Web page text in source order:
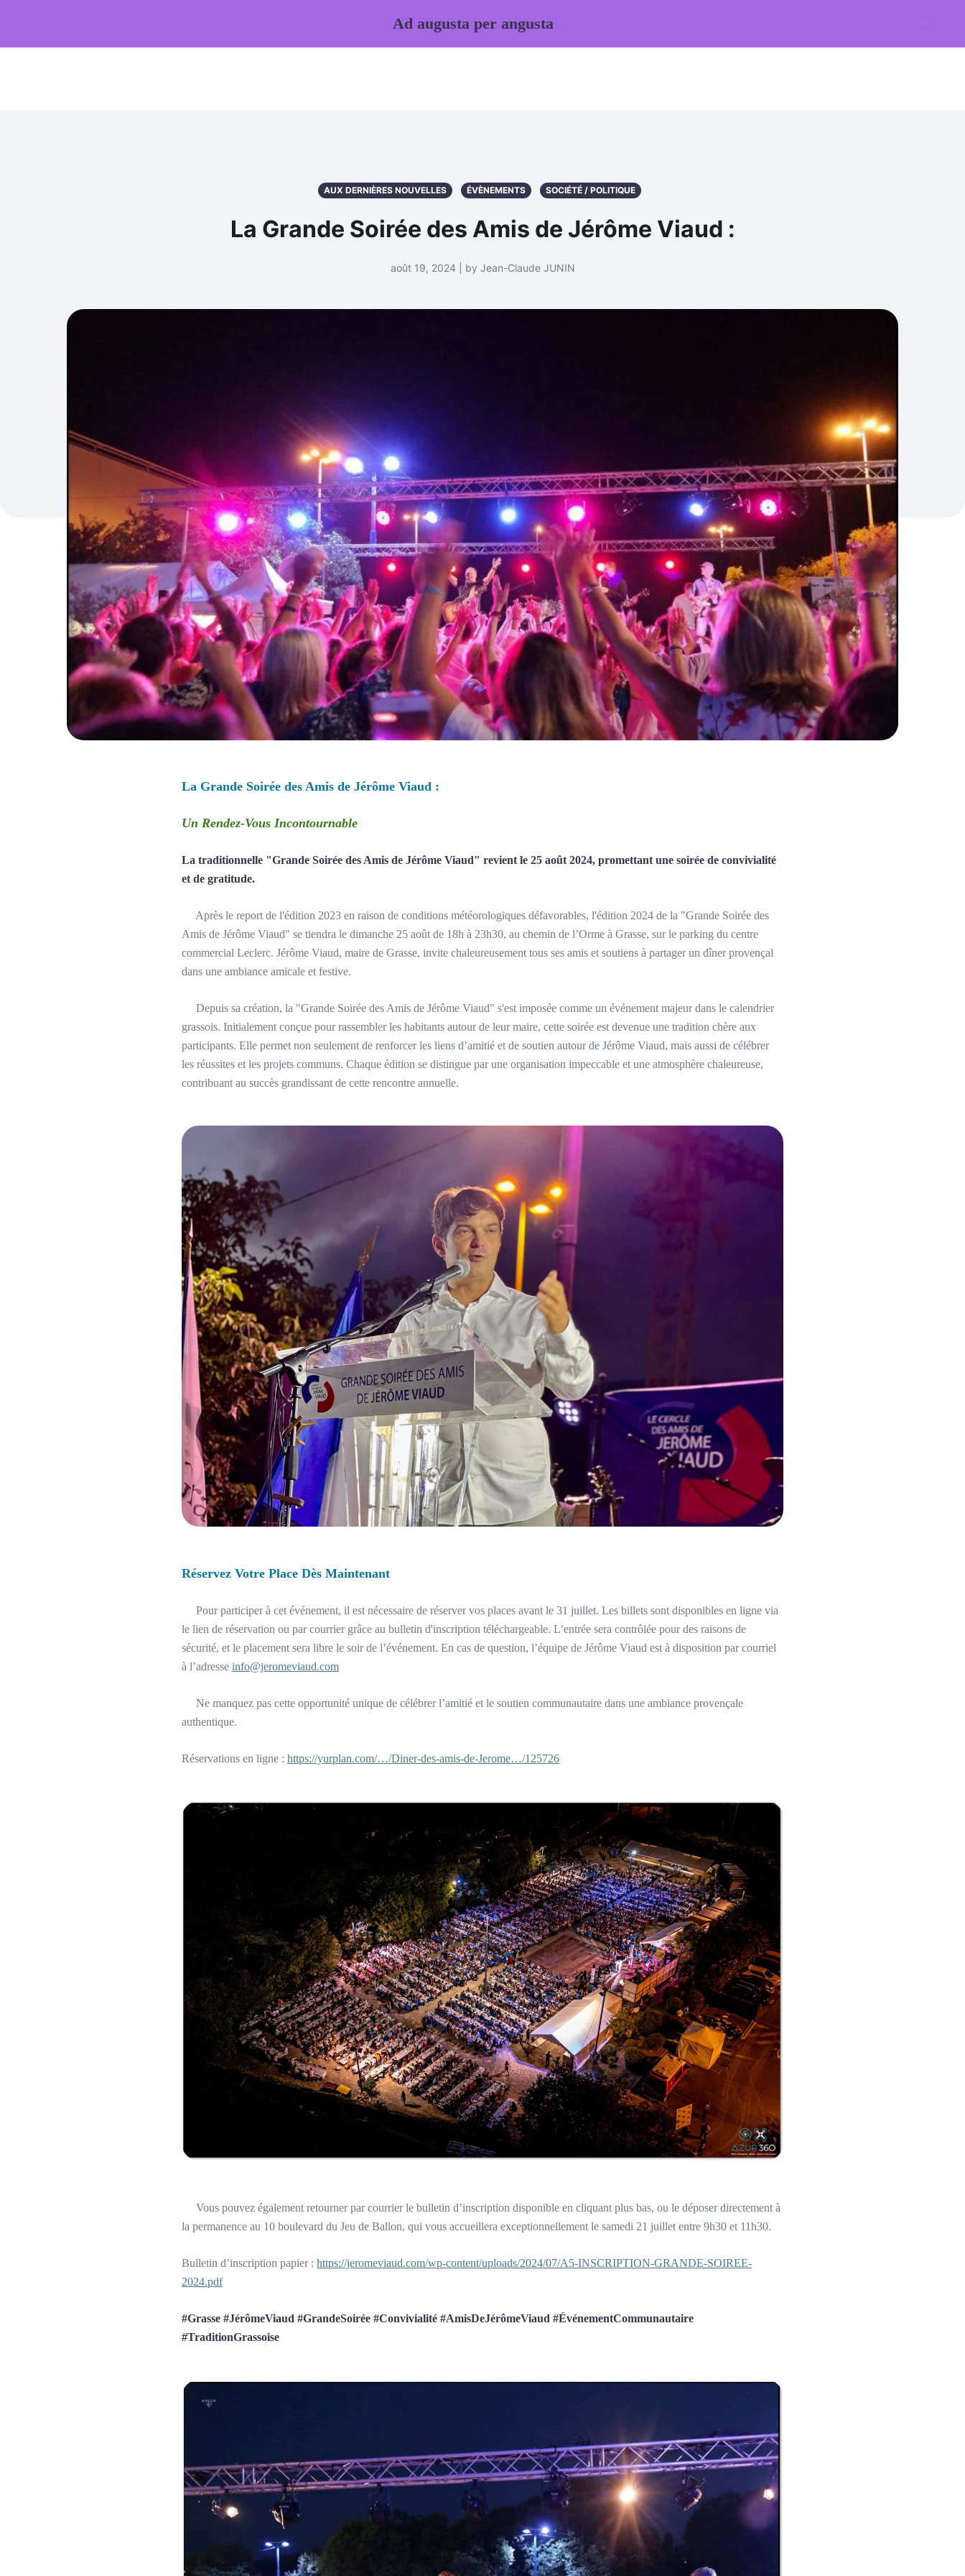
AUX DERNIÈRES NOUVELLES ÉVÈNEMENTS SOCIÉTÉ / POLITIQUE
La Grande Soirée des Amis de Jérôme Viaud :
août 19, 2024 | by Jean-Claude JUNIN
La Grande Soirée des Amis de Jérôme Viaud :
Un Rendez-Vous Incontournable
La traditionnelle "Grande Soirée des Amis de Jérôme Viaud" revient le 25 août 2024, promettant une soirée de convivialité
et de gratitude.
Après le report de l'édition 2023 en raison de conditions météorologiques défavorables, l'édition 2024 de la "Grande Soirée des
Amis de Jérôme Viaud" se tiendra le dimanche 25 août de 18h à 23h30, au chemin de l’Orme à Grasse, sur le parking du centre
commercial Leclerc. Jérôme Viaud, maire de Grasse, invite chaleureusement tous ses amis et soutiens à partager un dîner provençal
dans une ambiance amicale et festive.
Depuis sa création, la "Grande Soirée des Amis de Jérôme Viaud" s'est imposée comme un événement majeur dans le calendrier
grassois. Initialement conçue pour rassembler les habitants autour de leur maire, cette soirée est devenue une tradition chère aux
participants. Elle permet non seulement de renforcer les liens d’amitié et de soutien autour de Jérôme Viaud, mais aussi de célébrer
les réussites et les projets communs. Chaque édition se distingue par une organisation impeccable et une atmosphère chaleureuse,
contribuant au succès grandissant de cette rencontre annuelle.
Réservez Votre Place Dès Maintenant
Pour participer à cet événement, il est nécessaire de réserver vos places avant le 31 juillet. Les billets sont disponibles en ligne via
le lien de réservation ou par courrier grâce au bulletin d'inscription téléchargeable. L’entrée sera contrôlée pour des raisons de
sécurité, et le placement sera libre le soir de l’événement. En cas de question, l’équipe de Jérôme Viaud est à disposition par courriel
à l’adresse info@jeromeviaud.com
Ne manquez pas cette opportunité unique de célébrer l’amitié et le soutien communautaire dans une ambiance provençale
authentique.
Réservations en ligne : https://yurplan.com/…/Diner-des-amis-de-Jerome…/125726
Vous pouvez également retourner par courrier le bulletin d’inscription disponible en cliquant plus bas, ou le déposer directement à
la permanence au 10 boulevard du Jeu de Ballon, qui vous accueillera exceptionnellement le samedi 21 juillet entre 9h30 et 11h30.
Bulletin d’inscription papier : https://jeromeviaud.com/wp-content/uploads/2024/07/A5-INSCRIPTION-GRANDE-SOIREE-
2024.pdf
#Grasse #JérômeViaud #GrandeSoirée #Convivialité #AmisDeJérômeViaud #ÉvénementCommunautaire
#TraditionGrassoise
Ad augusta per angusta